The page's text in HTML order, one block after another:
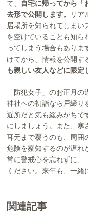
て、
自宅に帰ってから「
去形で公開します。
リア
居場所を知られてしまい
を空けていることも知ら
ってしまう場合もありま
けてから、情報を公開す
も親しい友人などに限定
「防犯女子」のお正月
神社への初詣なら戸締り
近所だと気も緩みがちで
にしましょう。また、寒
耳元まで覆うのも、周囲
危険を察知するのが遅れ
常に警戒心を忘れずに、
ください。来年も、一緒
関連記事